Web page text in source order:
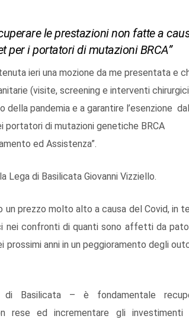
le prestazioni non fatte a
per i portatori di mutazioni BRCA”
ieri una mozione da me presentata e
(visite, screening e interventi
pandemia e a garantire l’esenzione dal
di mutazioni genetiche BRCA
ed Assistenza”.
Lega di Basilicata Giovanni Vizziello.
prezzo molto alto a causa del Covid, in
nei confronti di quanti sono affetti da
anni in un peggioramento degli
Basilicata – è fondamentale
rese ed incrementare gli investimenti